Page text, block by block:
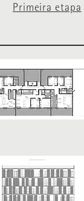
Primeira etapa